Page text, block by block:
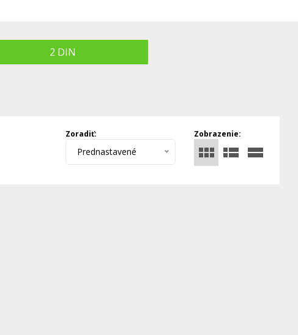
2 DIN
Zobrazenie:
Zoradiť:
Prednastavené